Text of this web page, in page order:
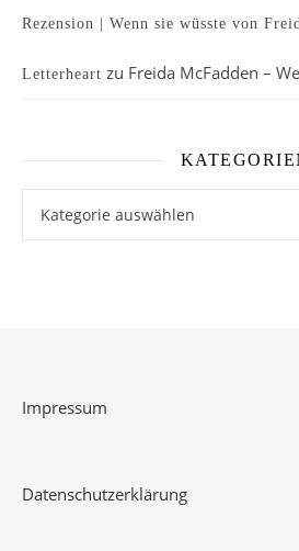
Rezension | Wenn sie wüsste von
Letterheart zu Freida McFadden –
Impressum
Datenschutzerklärung